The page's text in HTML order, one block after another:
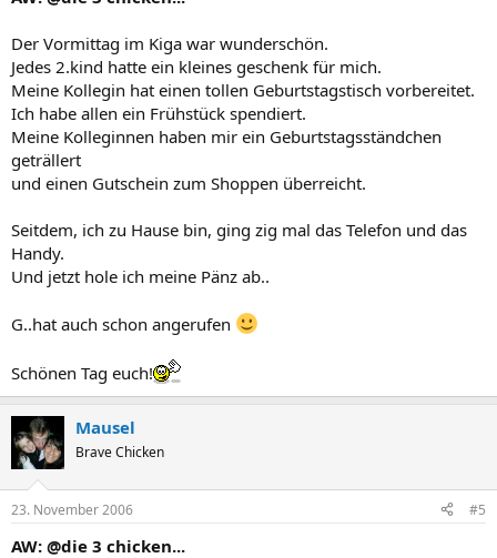
Der Vormittag im Kiga war wunderschön.
Jedes 2.kind hatte ein kleines geschenk für mich.
Meine Kollegin hat einen tollen Geburtstagstisch vorbereitet.
Ich habe allen ein Frühstück spendiert.
Meine Kolleginnen haben mir ein Geburtstagsständchen
geträllert
und einen Gutschein zum Shoppen überreicht.
Seitdem, ich zu Hause bin, ging zig mal das Telefon und das
Handy.
Und jetzt hole ich meine Pänz ab..
G..hat auch schon angerufen
Schönen Tag euch!
Mausel
Brave Chicken
23. November 2006 #5
AW: @die 3 chicken...